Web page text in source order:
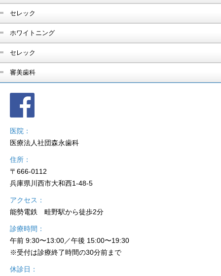
セレック
ホワイトニング
セレック
審美歯科
医院
医療法人社団森永歯科
住所
〒666-0112
兵庫県川西市大和西1-48-5
アクセス
能勢電鉄 畦野駅から徒歩2分
診療時間
午前 9:30〜13:00／午後 15:00〜19:30
※受付は診療終了時間の30分前まで
休診日